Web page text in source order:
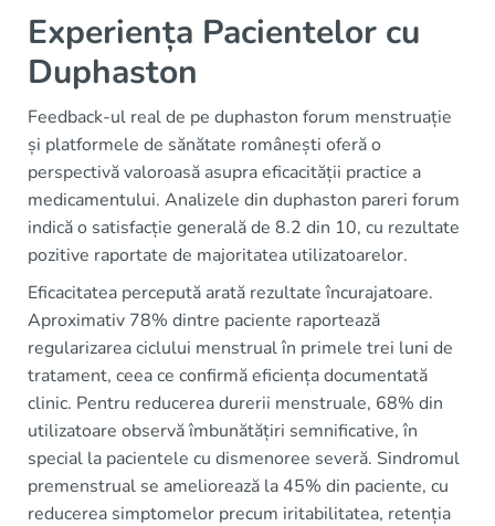
Experiența Pacientelor cu
Duphaston
Feedback-ul real de pe duphaston forum menstruație
și platformele de sănătate românești oferă o
perspectivă valoroasă asupra eficacității practice a
medicamentului. Analizele din duphaston pareri forum
indică o satisfacție generală de 8.2 din 10, cu rezultate
pozitive raportate de majoritatea utilizatoarelor.
Eficacitatea percepută arată rezultate încurajatoare.
Aproximativ 78% dintre paciente raportează
regularizarea ciclului menstrual în primele trei luni de
tratament, ceea ce confirmă eficiența documentată
clinic. Pentru reducerea durerii menstruale, 68% din
utilizatoare observă îmbunătățiri semnificative, în
special la pacientele cu dismenoree severă. Sindromul
premenstrual se ameliorează la 45% din paciente, cu
reducerea simptomelor precum iritabilitatea, retenția